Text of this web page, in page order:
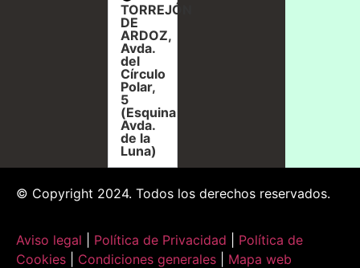
TORREJÓN
DE
ARDOZ,
Avda.
del
Círculo
Polar,
5
(Esquina
Avda.
de la
Luna)
© Copyright 2024. Todos los derechos reservados.
Aviso legal Política de Privacidad
Política de
Cookies
Condiciones generales Mapa web